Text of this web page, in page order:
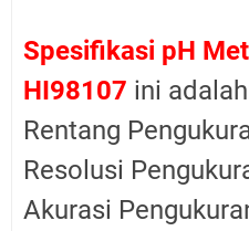
Spesifikasi pH
HI98107 ini
Rentang
Resolusi
Akurasi